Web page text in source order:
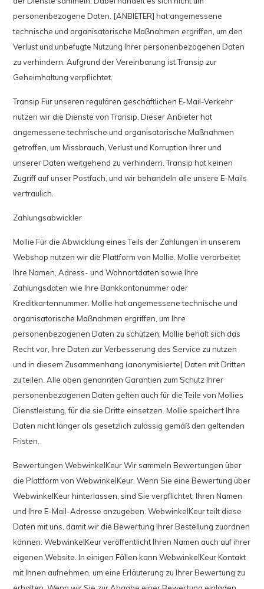
personenbezogene Daten. [ANBIETER] hat angemessene
technische und organisatorische Maßnahmen ergriffen, um den
Verlust und unbefugte Nutzung Ihrer personenbezogenen Daten
zu verhindern. Aufgrund der Vereinbarung ist Transip zur
Geheimhaltung verpflichtet.
Transip Für unseren regulären geschäftlichen E-Mail-Verkehr
nutzen wir die Dienste von Transip. Dieser Anbieter hat
angemessene technische und organisatorische Maßnahmen
getroffen, um Missbrauch, Verlust und Korruption Ihrer und
unserer Daten weitgehend zu verhindern. Transip hat keinen
Zugriff auf unser Postfach, und wir behandeln alle unsere E-Mails
vertraulich.
Zahlungsabwickler
Mollie Für die Abwicklung eines Teils der Zahlungen in unserem
Webshop nutzen wir die Plattform von Mollie. Mollie verarbeitet
Ihre Namen, Adress- und Wohnortdaten sowie Ihre
Zahlungsdaten wie Ihre Bankkontonummer oder
Kreditkartennummer. Mollie hat angemessene technische und
organisatorische Maßnahmen ergriffen, um Ihre
personenbezogenen Daten zu schützen. Mollie behält sich das
Recht vor, Ihre Daten zur Verbesserung des Service zu nutzen
und in diesem Zusammenhang (anonymisierte) Daten mit Dritten
zu teilen. Alle oben genannten Garantien zum Schutz Ihrer
personenbezogenen Daten gelten auch für die Teile von Mollies
Dienstleistung, für die sie Dritte einsetzen. Mollie speichert Ihre
Daten nicht länger als gesetzlich zulässig gemäß den geltenden
Fristen.
Bewertungen WebwinkelKeur Wir sammeln Bewertungen über
die Plattform von WebwinkelKeur. Wenn Sie eine Bewertung über
WebwinkelKeur hinterlassen, sind Sie verpflichtet, Ihren Namen
und Ihre E-Mail-Adresse anzugeben. WebwinkelKeur teilt diese
Daten mit uns, damit wir die Bewertung Ihrer Bestellung zuordnen
können. WebwinkelKeur veröffentlicht Ihren Namen auch auf ihrer
eigenen Website. In einigen Fällen kann WebwinkelKeur Kontakt
mit Ihnen aufnehmen, um eine Erläuterung zu Ihrer Bewertung zu